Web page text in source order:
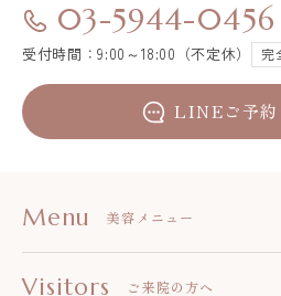
03-5944-0456
受付時間：9:00～18:00（不定休） 完
LINEご予約
Menu 美容メニュー
Visitors ご来院の方へ